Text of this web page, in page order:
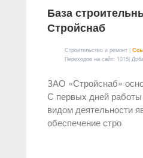
База
Стройснаб
Строительство и ремонт |
Переходов на сайт: 1015|
ЗАО «Стройснаб»
С первых дней
видом деятельности
обеспечение стро